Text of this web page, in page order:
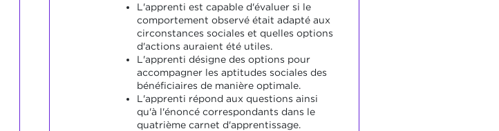
L'apprenti est capable d'évaluer si le
comportement observé était adapté aux
circonstances sociales et quelles options
d'actions auraient été utiles.
L'apprenti désigne des options pour
accompagner les aptitudes sociales des
bénéficiaires de manière optimale.
L'apprenti répond aux questions ainsi
qu'à l'énoncé correspondants dans le
quatrième carnet d'apprentissage.